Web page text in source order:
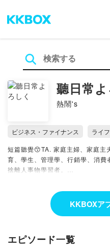
聽日常よ
熱鬧's
ビジネス・ファイナンス ライ
短篇聽覺😙TA. 家庭主婦、家庭主
育、學生、管理學、行銷學、消
捨離人事物學習者。
生活(2~10分鐘內)
5、斷、捨、離
KKBOXア
エピソード一覧